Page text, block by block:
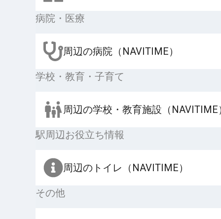
病院・医療
周辺の病院（NAVITIME）
学校・教育・子育て
周辺の学校・教育施設（NAVITIME
駅周辺お役立ち情報
周辺のトイレ（NAVITIME）
その他